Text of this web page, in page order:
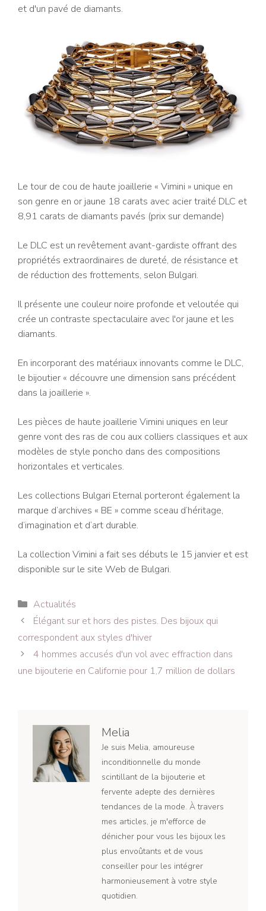
et d'un pavé de diamants.
Le tour de cou de haute joaillerie « Vimini » unique en
son genre en or jaune 18 carats avec acier traité DLC et
8,91 carats de diamants pavés (prix sur demande)
Le DLC est un revêtement avant-gardiste offrant des
propriétés extraordinaires de dureté, de résistance et
de réduction des frottements, selon Bulgari.
Il présente une couleur noire profonde et veloutée qui
crée un contraste spectaculaire avec l'or jaune et les
diamants.
En incorporant des matériaux innovants comme le DLC,
le bijoutier « découvre une dimension sans précédent
dans la joaillerie ».
Les pièces de haute joaillerie Vimini uniques en leur
genre vont des ras de cou aux colliers classiques et aux
modèles de style poncho dans des compositions
horizontales et verticales.
Les collections Bulgari Eternal porteront également la
marque d’archives « BE » comme sceau d’héritage,
d’imagination et d’art durable.
La collection Vimini a fait ses débuts le 15 janvier et est
disponible sur le site Web de Bulgari.
Catégories
Actualités
Navigation
des
articles
Élégant sur et hors des pistes. Des bijoux qui
correspondent aux styles d'hiver
4 hommes accusés d'un vol avec effraction dans
une bijouterie en Californie pour 1,7 million de dollars
Melia
Je suis Melia, amoureuse
inconditionnelle du monde
scintillant de la bijouterie et
fervente adepte des dernières
tendances de la mode. À travers
mes articles, je m'efforce de
dénicher pour vous les bijoux les
plus envoûtants et de vous
conseiller pour les intégrer
harmonieusement à votre style
quotidien.